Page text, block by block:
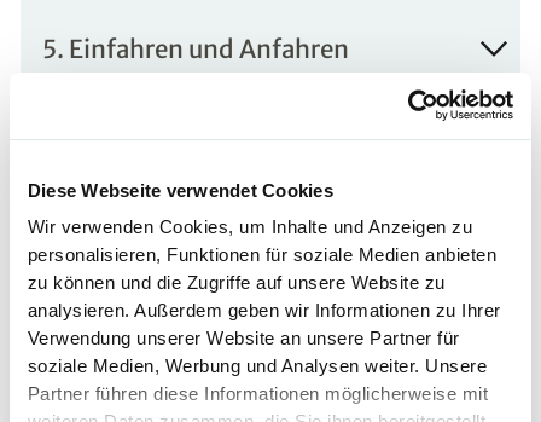
Diese Webseite verwendet Cookies
Wir verwenden Cookies, um Inhalte und Anzeigen zu
personalisieren, Funktionen für soziale Medien anbieten
zu können und die Zugriffe auf unsere Website zu
analysieren. Außerdem geben wir Informationen zu Ihrer
Verwendung unserer Website an unsere Partner für
soziale Medien, Werbung und Analysen weiter. Unsere
Partner führen diese Informationen möglicherweise mit
5. Einfahren und Anfahren
7. Aufstieg und Abfahrt